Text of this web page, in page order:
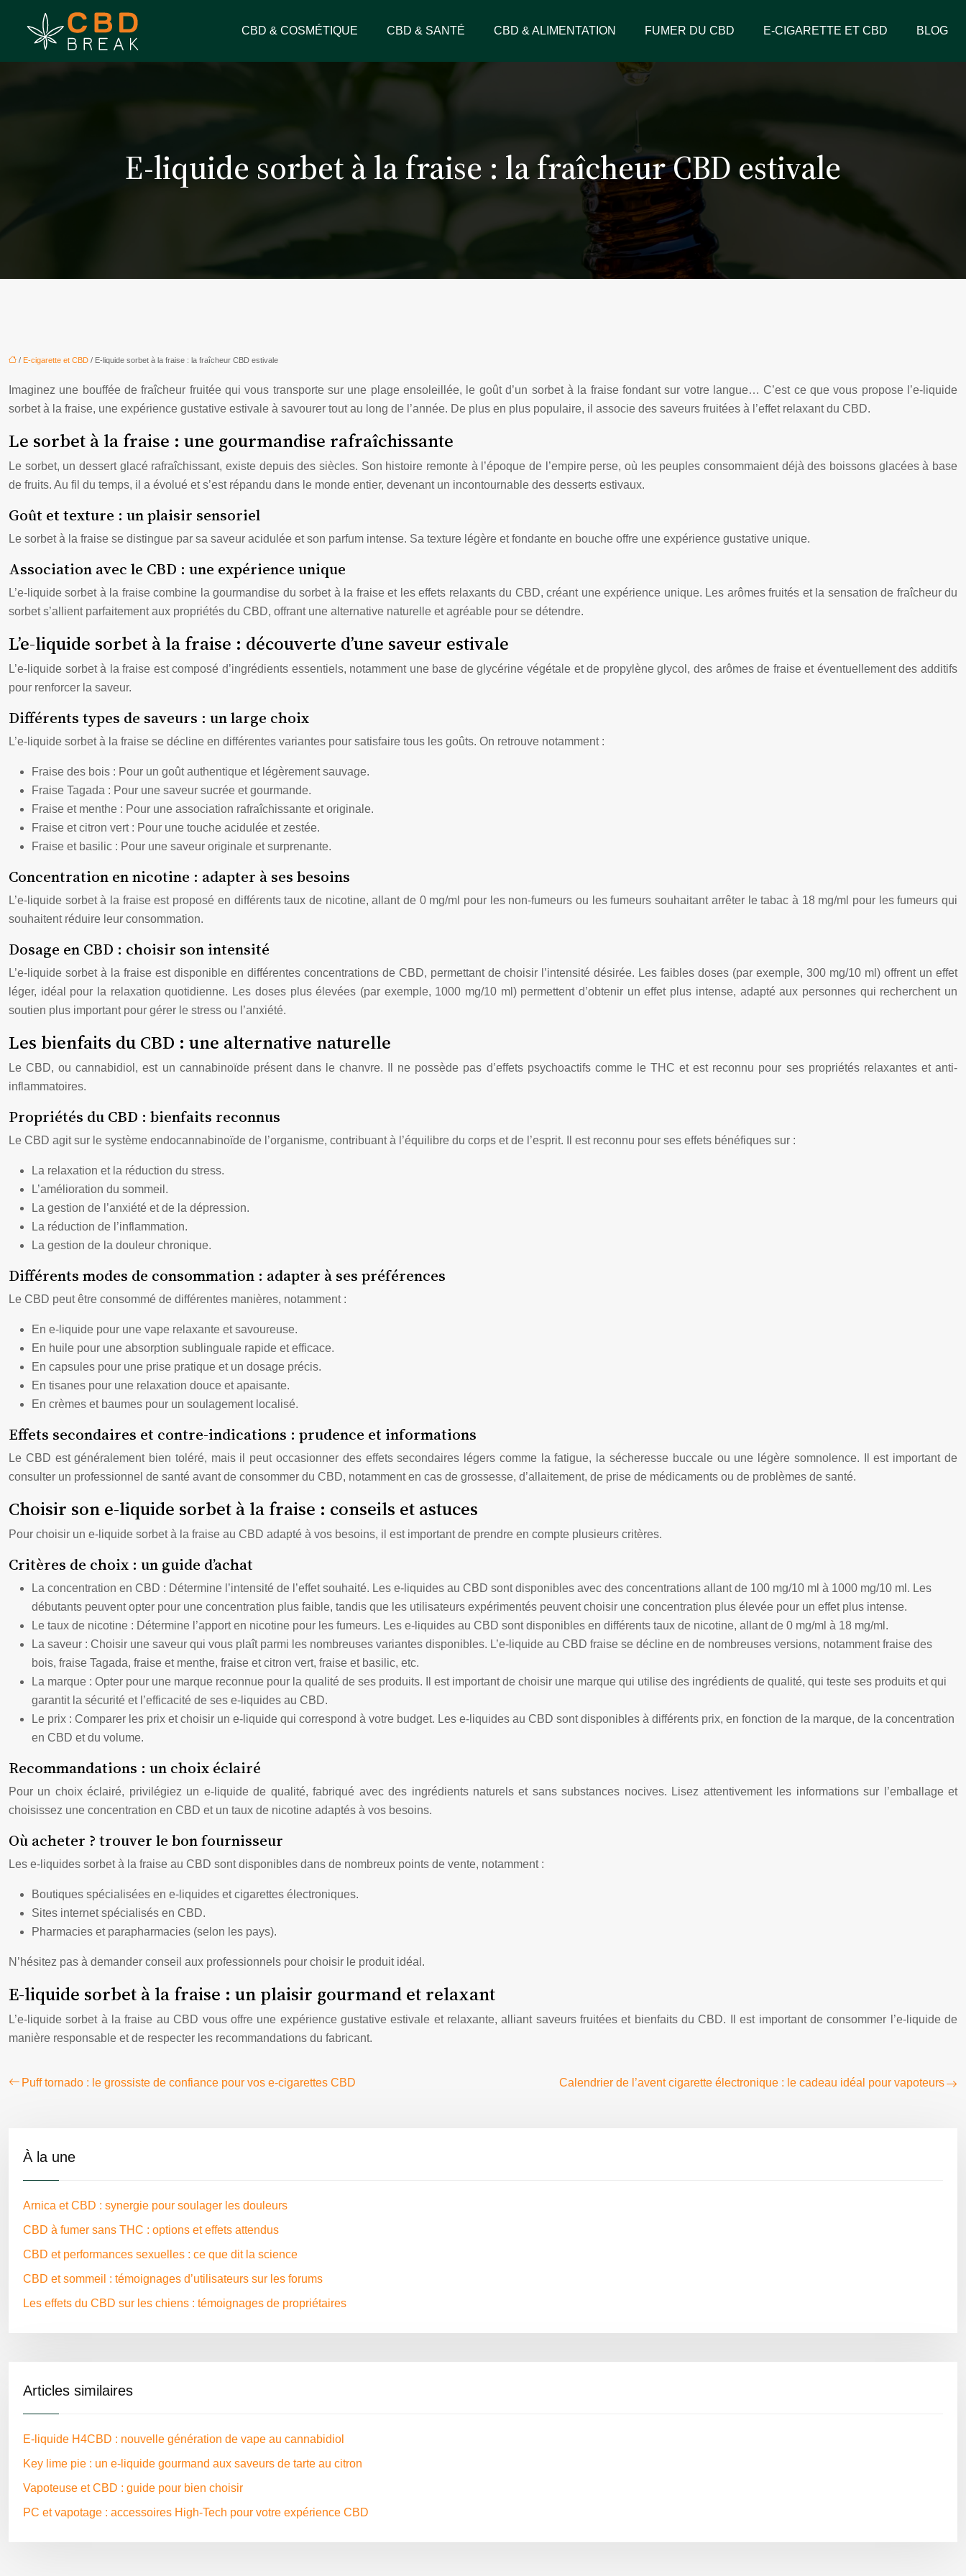
CBD & COSMÉTIQUE CBD & SANTÉ CBD & ALIMENTATION FUMER DU CBD E-CIGARETTE ET CBD BLOG
E-liquide sorbet à la fraise : la fraîcheur CBD estivale
/ E-cigarette et CBD / E-liquide sorbet à la fraise : la fraîcheur CBD estivale
Imaginez une bouffée de fraîcheur fruitée qui vous transporte sur une plage ensoleillée, le goût d’un sorbet à la fraise fondant sur votre langue… C’est ce que vous propose l’e-liquide
sorbet à la fraise, une expérience gustative estivale à savourer tout au long de l’année. De plus en plus populaire, il associe des saveurs fruitées à l’effet relaxant du CBD.
Le sorbet à la fraise : une gourmandise rafraîchissante
Le sorbet, un dessert glacé rafraîchissant, existe depuis des siècles. Son histoire remonte à l’époque de l’empire perse, où les peuples consommaient déjà des boissons glacées à base
de fruits. Au fil du temps, il a évolué et s’est répandu dans le monde entier, devenant un incontournable des desserts estivaux.
Goût et texture : un plaisir sensoriel
Le sorbet à la fraise se distingue par sa saveur acidulée et son parfum intense. Sa texture légère et fondante en bouche offre une expérience gustative unique.
Association avec le CBD : une expérience unique
L’e-liquide sorbet à la fraise combine la gourmandise du sorbet à la fraise et les effets relaxants du CBD, créant une expérience unique. Les arômes fruités et la sensation de fraîcheur du
sorbet s’allient parfaitement aux propriétés du CBD, offrant une alternative naturelle et agréable pour se détendre.
L’e-liquide sorbet à la fraise : découverte d’une saveur estivale
L’e-liquide sorbet à la fraise est composé d’ingrédients essentiels, notamment une base de glycérine végétale et de propylène glycol, des arômes de fraise et éventuellement des additifs
pour renforcer la saveur.
Différents types de saveurs : un large choix
L’e-liquide sorbet à la fraise se décline en différentes variantes pour satisfaire tous les goûts. On retrouve notamment :
Fraise des bois : Pour un goût authentique et légèrement sauvage.
Fraise Tagada : Pour une saveur sucrée et gourmande.
Fraise et menthe : Pour une association rafraîchissante et originale.
Fraise et citron vert : Pour une touche acidulée et zestée.
Fraise et basilic : Pour une saveur originale et surprenante.
Concentration en nicotine : adapter à ses besoins
L’e-liquide sorbet à la fraise est proposé en différents taux de nicotine, allant de 0 mg/ml pour les non-fumeurs ou les fumeurs souhaitant arrêter le tabac à 18 mg/ml pour les fumeurs qui
souhaitent réduire leur consommation.
Dosage en CBD : choisir son intensité
L’e-liquide sorbet à la fraise est disponible en différentes concentrations de CBD, permettant de choisir l’intensité désirée. Les faibles doses (par exemple, 300 mg/10 ml) offrent un effet
léger, idéal pour la relaxation quotidienne. Les doses plus élevées (par exemple, 1000 mg/10 ml) permettent d’obtenir un effet plus intense, adapté aux personnes qui recherchent un
soutien plus important pour gérer le stress ou l’anxiété.
Les bienfaits du CBD : une alternative naturelle
Le CBD, ou cannabidiol, est un cannabinoïde présent dans le chanvre. Il ne possède pas d’effets psychoactifs comme le THC et est reconnu pour ses propriétés relaxantes et anti-
inflammatoires.
Propriétés du CBD : bienfaits reconnus
Le CBD agit sur le système endocannabinoïde de l’organisme, contribuant à l’équilibre du corps et de l’esprit. Il est reconnu pour ses effets bénéfiques sur :
La relaxation et la réduction du stress.
L’amélioration du sommeil.
La gestion de l’anxiété et de la dépression.
La réduction de l’inflammation.
La gestion de la douleur chronique.
Différents modes de consommation : adapter à ses préférences
Le CBD peut être consommé de différentes manières, notamment :
En e-liquide pour une vape relaxante et savoureuse.
En huile pour une absorption sublinguale rapide et efficace.
En capsules pour une prise pratique et un dosage précis.
En tisanes pour une relaxation douce et apaisante.
En crèmes et baumes pour un soulagement localisé.
Effets secondaires et contre-indications : prudence et informations
Le CBD est généralement bien toléré, mais il peut occasionner des effets secondaires légers comme la fatigue, la sécheresse buccale ou une légère somnolence. Il est important de
consulter un professionnel de santé avant de consommer du CBD, notamment en cas de grossesse, d’allaitement, de prise de médicaments ou de problèmes de santé.
Choisir son e-liquide sorbet à la fraise : conseils et astuces
Pour choisir un e-liquide sorbet à la fraise au CBD adapté à vos besoins, il est important de prendre en compte plusieurs critères.
Critères de choix : un guide d’achat
La concentration en CBD : Détermine l’intensité de l’effet souhaité. Les e-liquides au CBD sont disponibles avec des concentrations allant de 100 mg/10 ml à 1000 mg/10 ml. Les
débutants peuvent opter pour une concentration plus faible, tandis que les utilisateurs expérimentés peuvent choisir une concentration plus élevée pour un effet plus intense.
Le taux de nicotine : Détermine l’apport en nicotine pour les fumeurs. Les e-liquides au CBD sont disponibles en différents taux de nicotine, allant de 0 mg/ml à 18 mg/ml.
La saveur : Choisir une saveur qui vous plaît parmi les nombreuses variantes disponibles. L’e-liquide au CBD fraise se décline en de nombreuses versions, notamment fraise des
bois, fraise Tagada, fraise et menthe, fraise et citron vert, fraise et basilic, etc.
La marque : Opter pour une marque reconnue pour la qualité de ses produits. Il est important de choisir une marque qui utilise des ingrédients de qualité, qui teste ses produits et qui
garantit la sécurité et l’efficacité de ses e-liquides au CBD.
Le prix : Comparer les prix et choisir un e-liquide qui correspond à votre budget. Les e-liquides au CBD sont disponibles à différents prix, en fonction de la marque, de la concentration
en CBD et du volume.
Recommandations : un choix éclairé
Pour un choix éclairé, privilégiez un e-liquide de qualité, fabriqué avec des ingrédients naturels et sans substances nocives. Lisez attentivement les informations sur l’emballage et
choisissez une concentration en CBD et un taux de nicotine adaptés à vos besoins.
Où acheter ? trouver le bon fournisseur
Les e-liquides sorbet à la fraise au CBD sont disponibles dans de nombreux points de vente, notamment :
Boutiques spécialisées en e-liquides et cigarettes électroniques.
Sites internet spécialisés en CBD.
Pharmacies et parapharmacies (selon les pays).
N’hésitez pas à demander conseil aux professionnels pour choisir le produit idéal.
E-liquide sorbet à la fraise : un plaisir gourmand et relaxant
L’e-liquide sorbet à la fraise au CBD vous offre une expérience gustative estivale et relaxante, alliant saveurs fruitées et bienfaits du CBD. Il est important de consommer l’e-liquide de
manière responsable et de respecter les recommandations du fabricant.
Puff tornado : le grossiste de confiance pour vos e-cigarettes CBD Calendrier de l’avent cigarette électronique : le cadeau idéal pour vapoteurs
À la une
Arnica et CBD : synergie pour soulager les douleurs
CBD à fumer sans THC : options et effets attendus
CBD et performances sexuelles : ce que dit la science
CBD et sommeil : témoignages d’utilisateurs sur les forums
Les effets du CBD sur les chiens : témoignages de propriétaires
Articles similaires
E-liquide H4CBD : nouvelle génération de vape au cannabidiol
Key lime pie : un e-liquide gourmand aux saveurs de tarte au citron
Vapoteuse et CBD : guide pour bien choisir
PC et vapotage : accessoires High-Tech pour votre expérience CBD